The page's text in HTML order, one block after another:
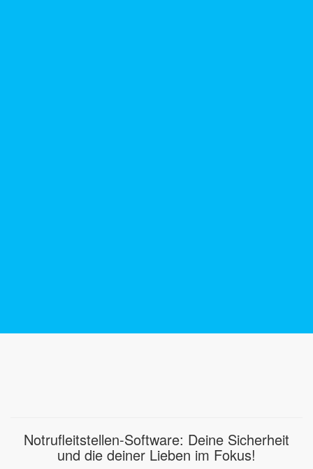
Notrufleitstellen-Software: Deine Sicherheit
und die deiner Lieben im Fokus!